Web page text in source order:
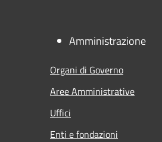
Amministrazione
Organi di Governo
Aree Amministrative
Uffici
Enti e fondazioni